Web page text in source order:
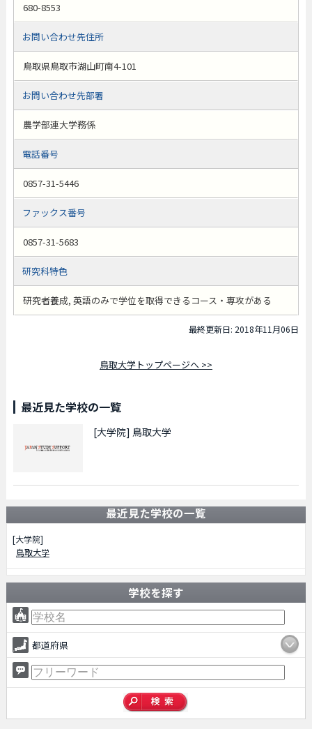
680-8553
お問い合わせ先住所
鳥取県鳥取市湖山町南4-101
お問い合わせ先部署
農学部連大学務係
電話番号
0857-31-5446
ファックス番号
0857-31-5683
研究科特色
研究者養成, 英語のみで学位を取得できるコース・専攻がある
最終更新日: 2018年11月06日
鳥取大学トップページへ >>
最近見た学校の一覧
[大学院] 鳥取大学
最近見た学校の一覧
[大学院]
鳥取大学
学校を探す
都道府県